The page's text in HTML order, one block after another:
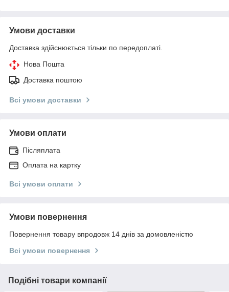
Умови доставки
Доставка здійснюється тільки по передоплаті.
Нова Пошта
Доставка поштою
Всі умови доставки
Умови оплати
Післяплата
Оплата на картку
Всі умови оплати
Умови повернення
Повернення товару впродовж 14 днів за домовленістю
Всі умови повернення
Подібні товари компанії